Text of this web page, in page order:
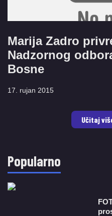
Marija Zadro
Nadzornog
Bosne
17. rujan 2015
Učitaj
Popularno